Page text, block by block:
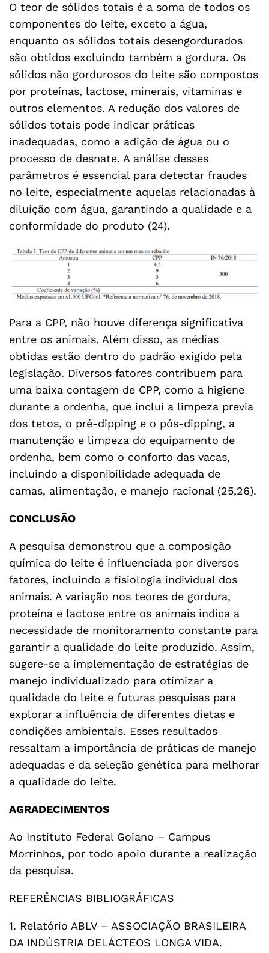
O teor de sólidos totais é a soma de todos os
componentes do leite, exceto a água,
enquanto os sólidos totais desengordurados
são obtidos excluindo também a gordura. Os
sólidos não gordurosos do leite são compostos
por proteínas, lactose, minerais, vitaminas e
outros elementos. A redução dos valores de
sólidos totais pode indicar práticas
inadequadas, como a adição de água ou o
processo de desnate. A análise desses
parâmetros é essencial para detectar fraudes
no leite, especialmente aquelas relacionadas à
diluição com água, garantindo a qualidade e a
conformidade do produto (24).
Para a CPP, não houve diferença significativa
entre os animais. Além disso, as médias
obtidas estão dentro do padrão exigido pela
legislação. Diversos fatores contribuem para
uma baixa contagem de CPP, como a higiene
durante a ordenha, que inclui a limpeza previa
dos tetos, o pré-dipping e o pós-dipping, a
manutenção e limpeza do equipamento de
ordenha, bem como o conforto das vacas,
incluindo a disponibilidade adequada de
camas, alimentação, e manejo racional (25,26).
CONCLUSÃO
A pesquisa demonstrou que a composição
química do leite é influenciada por diversos
fatores, incluindo a fisiologia individual dos
animais. A variação nos teores de gordura,
proteína e lactose entre os animais indica a
necessidade de monitoramento constante para
garantir a qualidade do leite produzido. Assim,
sugere-se a implementação de estratégias de
manejo individualizado para otimizar a
qualidade do leite e futuras pesquisas para
explorar a influência de diferentes dietas e
condições ambientais. Esses resultados
ressaltam a importância de práticas de manejo
adequadas e da seleção genética para melhorar
a qualidade do leite.
AGRADECIMENTOS
Ao Instituto Federal Goiano – Campus
Morrinhos, por todo apoio durante a realização
da pesquisa.
REFERÊNCIAS BIBLIOGRÁFICAS
1. Relatório ABLV – ASSOCIAÇÃO BRASILEIRA
DA INDÚSTRIA DELÁCTEOS LONGA VIDA.